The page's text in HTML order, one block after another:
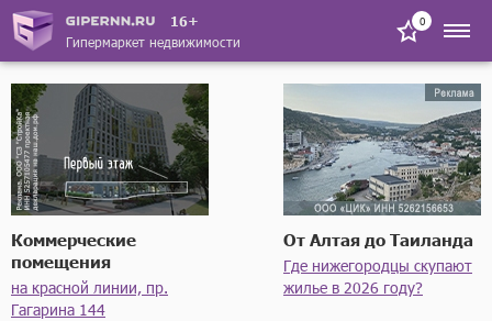
16+
Гипермаркет недвижимости
0
Коммерческие
помещения
на красной линии, пр.
Гагарина 144
От Алтая до Таиланда
Где нижегородцы скупают
жилье в 2026 году?